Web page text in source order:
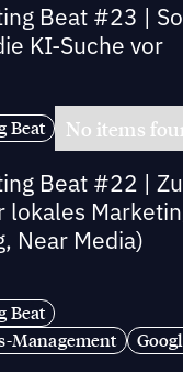
Beat #23 |
KI-Suche vor
Beat No items
Beat #22 |
lokales
Near Media)
Beat
Management